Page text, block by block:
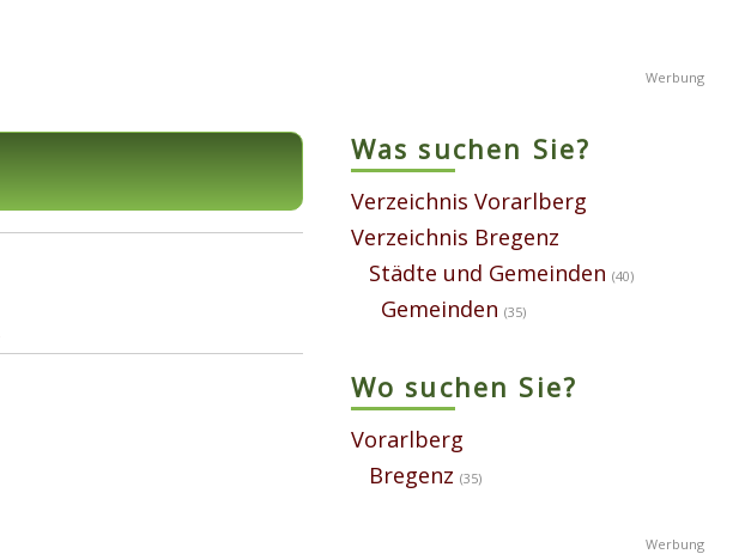
Was suchen Sie?
Verzeichnis Vorarlberg
Verzeichnis Bregenz
Städte und Gemeinden (40)
Gemeinden (35)
Wo suchen Sie?
Vorarlberg
Bregenz (35)